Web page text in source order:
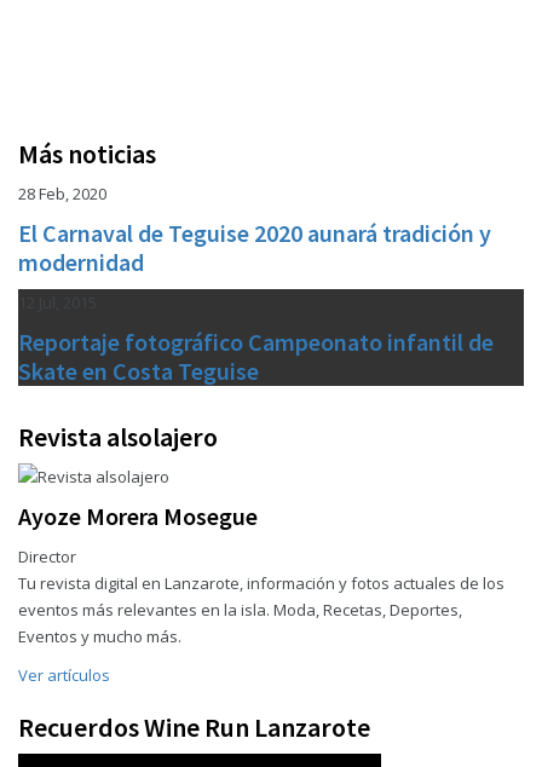
Más noticias
28 Feb, 2020
El Carnaval de Teguise 2020 aunará tradición y
modernidad
Reportaje fotográfico Campeonato infantil de
Skate en Costa Teguise
Revista alsolajero
Ayoze Morera Mosegue
Director
Tu revista digital en Lanzarote, información y fotos actuales de los
eventos más relevantes en la isla. Moda, Recetas, Deportes,
Eventos y mucho más.
Ver artículos
Recuerdos Wine Run Lanzarote